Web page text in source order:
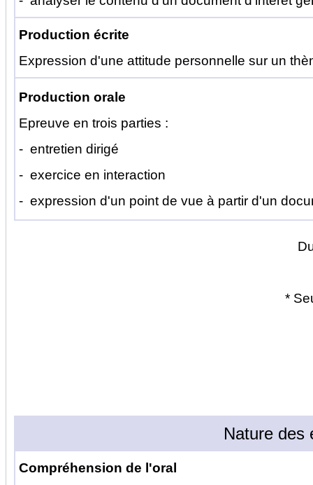
Production écrite
Expression d'une attitude personnelle sur un
Production orale
Epreuve en trois parties :
- entretien dirigé
- exercice en interaction
- expression d'un point de vue à partir d'un
*
Nature des
Compréhension de l'oral